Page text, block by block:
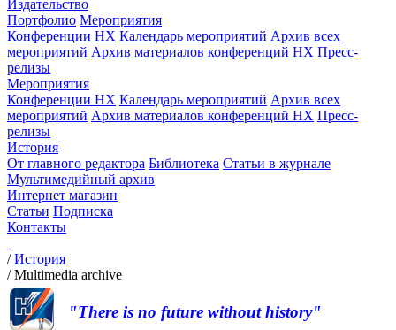
Издательство
Портфолио Мероприятия
Конференции НХ Календарь мероприятий Архив всех
мероприятий Архив материалов конференций НХ Пресс-
релизы
Мероприятия
Конференции НХ Календарь мероприятий Архив всех
мероприятий Архив материалов конференций НХ Пресс-
релизы
История
От главного редактора Библиотека Статьи в журнале
Мультимедийный архив
Интернет магазин
Статьи Подписка
Контакты
/История
/Multimedia archive
"There is no future without history"